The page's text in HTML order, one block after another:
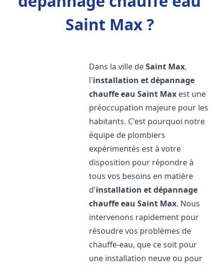
Saint Max ?
Dans la ville deSaint Max,
l'installation et dépannage
chauffe eau Saint Max est une
préoccupation majeure pour les
habitants. C'est pourquoi notre
équipe de plombiers
expérimentés est à votre
disposition pour répondre à
tous vos besoins en matière
d'installation et dépannage
chauffe eau Saint Max. Nous
intervenons rapidement pour
résoudre vos problèmes de
chauffe-eau, que ce soit pour
une installation neuve ou pour